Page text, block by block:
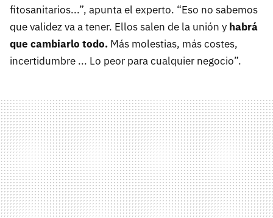
fitosanitarios...”, apunta el experto. “Eso no sabemos
que validez va a tener. Ellos salen de la unión y habrá
que cambiarlo todo. Más molestias, más costes,
incertidumbre ... Lo peor para cualquier negocio”.